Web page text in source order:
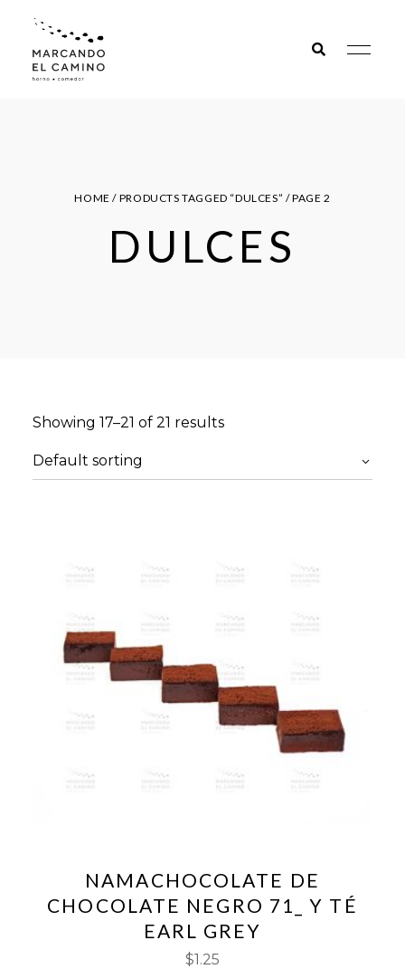
HOME / PRODUCTS TAGGED “DULCES” / PAGE 2
DULCES
Showing 17–21 of 21 results
NAMACHOCOLATE DE
CHOCOLATE NEGRO 71_ Y TÉ
EARL GREY
$1.25